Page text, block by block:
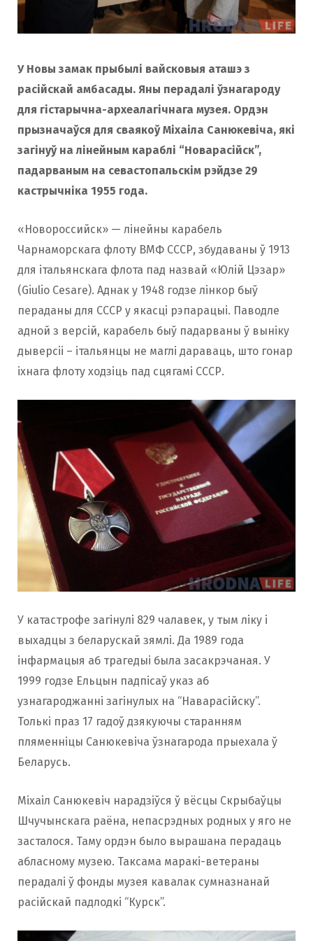
o
k
r
a
m
У Новы замак прыбылі вайсковыя аташэ з
расійскай амбасады. Яны перадалі ўзнагароду
для гістарычна-археалагічнага музея. Ордэн
прызначаўся для сваякоў Міхаіла Санюкевіча, які
загінуў на лінейным караблі “Новарасійск”,
падарваным на севастопальскім рэйдзе 29
кастрычніка 1955 года.
«Новороссийск» — лінейны карабель
Чарнаморскага флоту ВМФ СССР, збудаваны ў 1913
для італьянскага флота пад назвай «Юлій Цэзар»
(Giulio Cesare). Аднак у 1948 годзе лінкор быў
пераданы для СССР у якасці рэпарацыі. Паводле
адной з версій, карабель быў падарваны ў выніку
дыверсіі – італьянцы не маглі дараваць, што гонар
іхнага флоту ходзіць пад сцягамі СССР.
У катастрофе загінулі 829 чалавек, у тым ліку і
выхадцы з беларускай зямлі. Да 1989 года
інфармацыя аб трагедыі была засакрэчаная. У
1999 годзе Ельцын падпісаў указ аб
узнагароджанні загінулых на “Наварасійску”.
Толькі праз 17 гадоў дзякуючы старанням
пляменніцы Санюкевіча ўзнагарода прыехала ў
Беларусь.
Міхаіл Санюкевіч нарадзіўся ў вёсцы Скрыбаўцы
Шчучынскага раёна, непасрэдных родных у яго не
засталося. Таму ордэн было вырашана перадаць
абласному музею. Таксама маракі-ветераны
перадалі ў фонды музея кавалак сумназнанай
расійскай падлодкі “Курск”.